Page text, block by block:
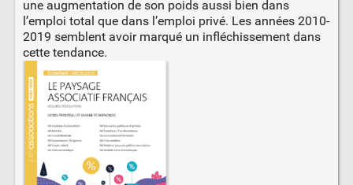
une augmentation de son poids aussi bien dans
l’emploi total que dans l’emploi privé. Les années 2010-
2019 semblent avoir marqué un infléchissement dans
cette tendance.